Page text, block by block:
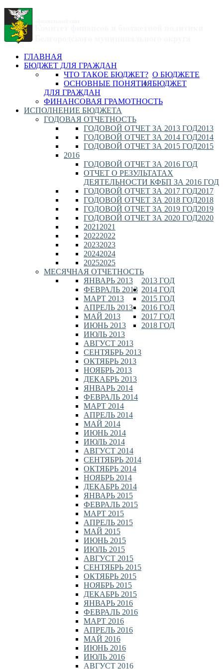
ГЛАВНАЯ
БЮДЖЕТ ДЛЯ ГРАЖДАН
О БЮДЖЕТЕ
ЧТО ТАКОЕ БЮДЖЕТ?
ОСНОВНЫЕ ПОНЯТИЯБЮДЖЕТ
ДЛЯ ГРАЖДАН
ФИНАНСОВАЯ ГРАМОТНОСТЬ
ИСПОЛНЕНИЕ БЮДЖЕТА
ГОДОВАЯ ОТЧЕТНОСТЬ
2013
ГОДОВОЙ ОТЧЕТ ЗА 2013 ГОД
2014
ГОДОВОЙ ОТЧЕТ ЗА 2014 ГОД
2015
ГОДОВОЙ ОТЧЕТ ЗА 2015 ГОД
2016
ГОДОВОЙ ОТЧЕТ ЗА 2016 ГОД
ОТЧЕТ О РЕЗУЛЬТАТАХ
ДЕЯТЕЛЬНОСТИ КФБП ЗА 2016 ГОД
2017
ГОДОВОЙ ОТЧЕТ ЗА 2017 ГОД
2018
ГОДОВОЙ ОТЧЕТ ЗА 2018 ГОД
2019
ГОДОВОЙ ОТЧЕТ ЗА 2019 ГОД
2020
ГОДОВОЙ ОТЧЕТ ЗА 2020 ГОД
2021
2021
2022
2022
2023
2023
2024
2024
2025
2025
МЕСЯЧНАЯ ОТЧЕТНОСТЬ
2013 ГОД
ЯНВАРЬ 2013
ФЕВРАЛЬ 2013
МАРТ 2013
АПРЕЛЬ 2013
МАЙ 2013
ИЮНЬ 2013
ИЮЛЬ 2013
АВГУСТ 2013
СЕНТЯБРЬ 2013
ОКТЯБРЬ 2013
НОЯБРЬ 2013
ДЕКАБРЬ 2013
2014 ГОД
ЯНВАРЬ 2014
ФЕВРАЛЬ 2014
МАРТ 2014
АПРЕЛЬ 2014
МАЙ 2014
ИЮНЬ 2014
ИЮЛЬ 2014
АВГУСТ 2014
СЕНТЯБРЬ 2014
ОКТЯБРЬ 2014
НОЯБРЬ 2014
ДЕКАБРЬ 2014
2015 ГОД
ЯНВАРЬ 2015
ФЕВРАЛЬ 2015
МАРТ 2015
АПРЕЛЬ 2015
МАЙ 2015
ИЮНЬ 2015
ИЮЛЬ 2015
АВГУСТ 2015
СЕНТЯБРЬ 2015
ОКТЯБРЬ 2015
НОЯБРЬ 2015
ДЕКАБРЬ 2015
2016 ГОД
ЯНВАРЬ 2016
ФЕВРАЛЬ 2016
МАРТ 2016
АПРЕЛЬ 2016
МАЙ 2016
ИЮНЬ 2016
ИЮЛЬ 2016
АВГУСТ 2016
2017 ГОД
2018 ГОД